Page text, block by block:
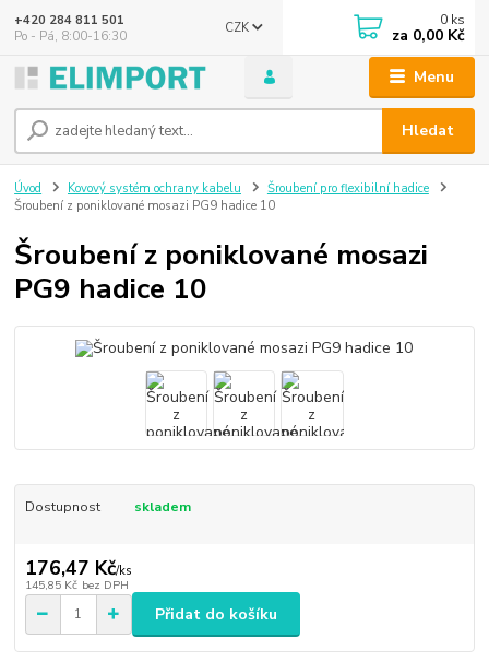
Menu
CZK
Hledat
+420 284 811 501
Po - Pá, 8:00-16:30
0 ks
za 0,00 Kč
Úvod Kovový systém ochrany kabelu
Šroubení pro flexibilní hadice
Šroubení z poniklované mosazi PG9 hadice 10
Šroubení z poniklované mosazi
PG9 hadice 10
Dostupnost skladem
176,47 Kč/ks
145,85 Kč bez DPH
Přidat do košíku